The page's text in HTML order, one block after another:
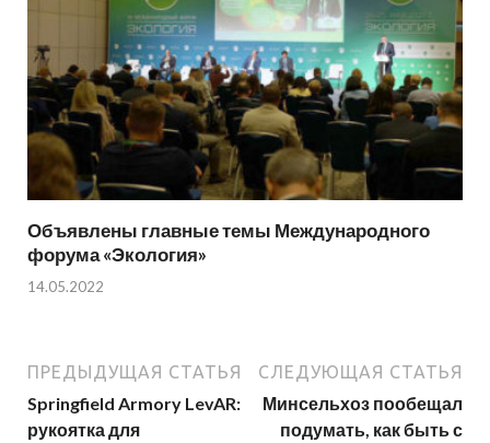
Объявлены главные темы Международного
форума «Экология»
14.05.2022
ПРЕДЫДУЩАЯ СТАТЬЯ
Springfield Armory LevAR:
рукоятка для
СЛЕДУЮЩАЯ СТАТЬЯ
Минсельхоз пообещал
подумать, как быть с